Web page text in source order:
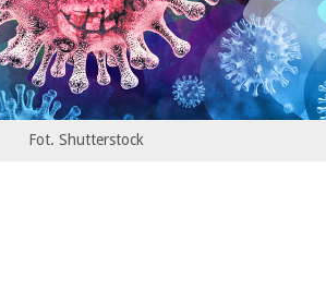
Fot. Shutterstock